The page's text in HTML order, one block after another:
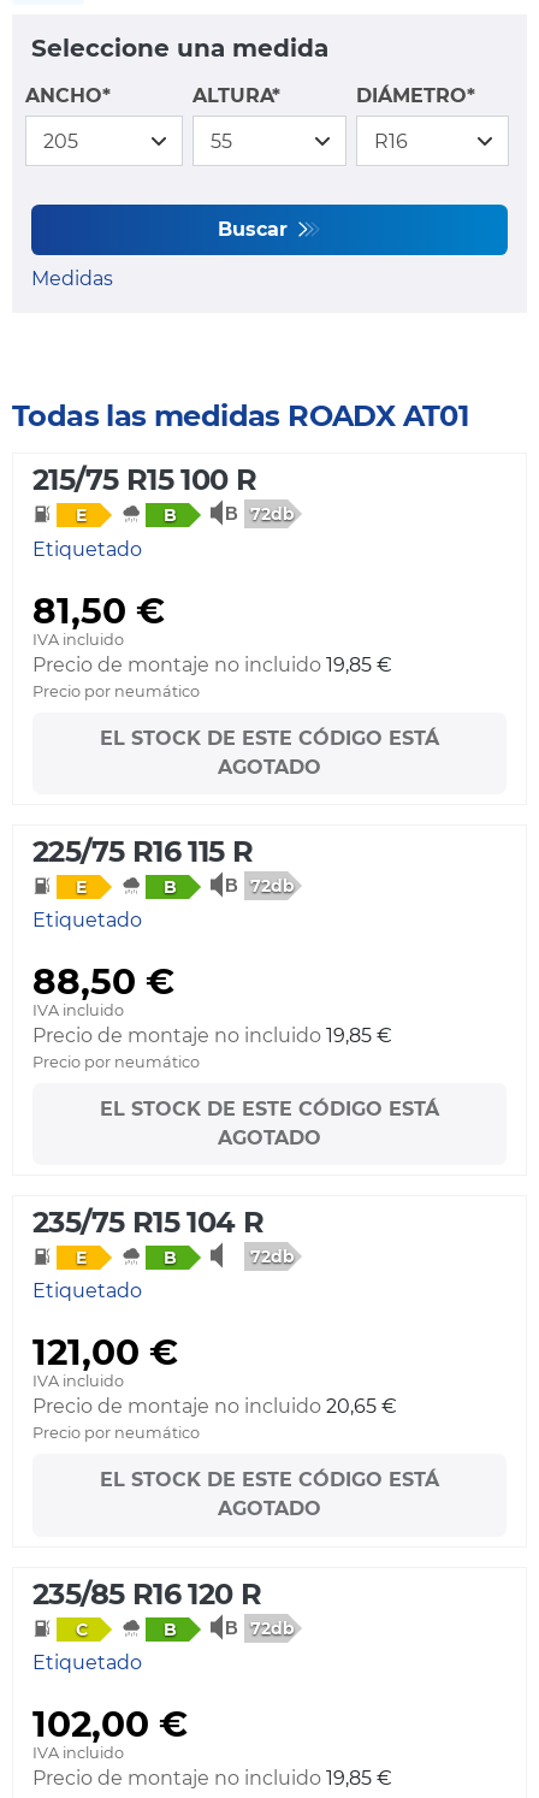
Seleccione una medida
ANCHO* ALTURA* DIÁMETRO*
Buscar
Medidas
Todas las medidas ROADX AT01
215/75 R15 100 R
E B 72db
Etiquetado
81,50 €
IVA incluido
Precio de montaje no incluido 19,85 €
Precio por neumático
EL STOCK DE ESTE CÓDIGO ESTÁ
AGOTADO
225/75 R16 115 R
E B 72db
Etiquetado
88,50 €
IVA incluido
Precio de montaje no incluido 19,85 €
Precio por neumático
EL STOCK DE ESTE CÓDIGO ESTÁ
AGOTADO
235/75 R15 104 R
E B 72db
Etiquetado
121,00 €
IVA incluido
Precio de montaje no incluido 20,65 €
Precio por neumático
EL STOCK DE ESTE CÓDIGO ESTÁ
AGOTADO
235/85 R16 120 R
C B 72db
Etiquetado
102,00 €
IVA incluido
Precio de montaje no incluido 19,85 €